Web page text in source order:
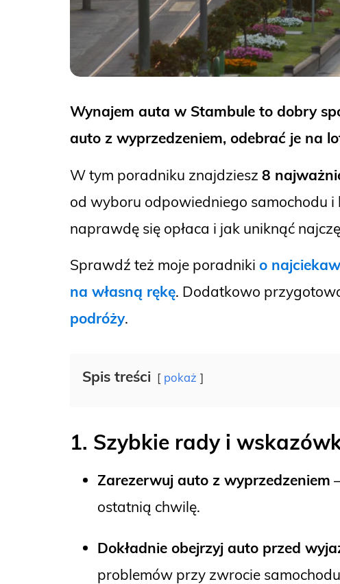
Wynajem auta w Stambule to dobry
auto z wyprzedzeniem, odebrać je na
W tym poradniku znajdziesz 8
od wyboru odpowiedniego samochodu
naprawdę się opłaca i jak uniknąć
Sprawdź też moje poradniki o
na własną rękę. Dodatkowo
podróży.
Spis treści pokaż
1. Szybkie rady i
Zarezerwuj auto z wyprzedzeniem
ostatnią chwilę.
Dokładnie obejrzyj auto przed
problemów przy zwrocie